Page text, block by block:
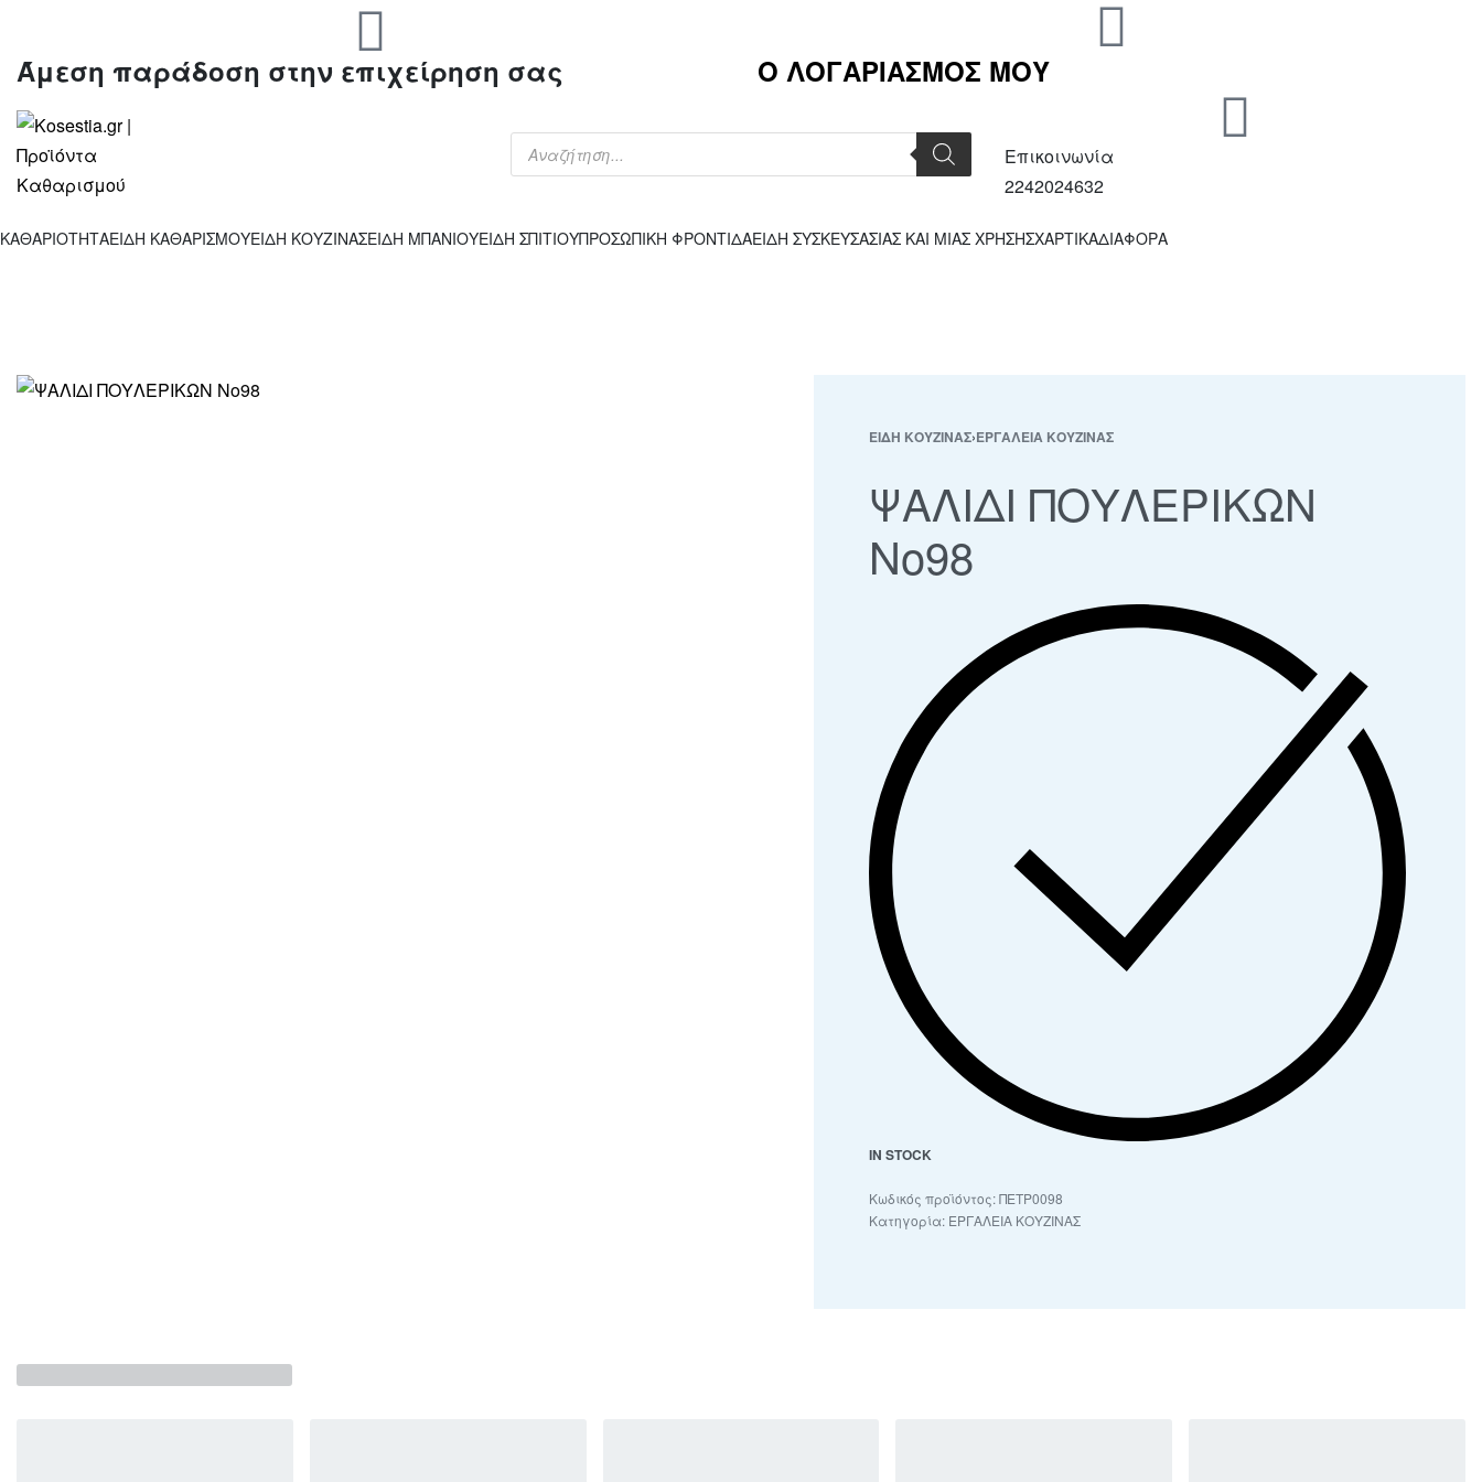
Άμεση παράδοση στην επιχείρηση σας Ο ΛΟΓΑΡΙΑΣΜΟΣ ΜΟΥ
Επικοινωνία
2242024632
ΚΑΘΑΡΙΟΤΗΤΑΕΙΔΗ ΚΑΘΑΡΙΣΜΟΥΕΙΔΗ ΚΟΥΖΙΝΑΣΕΙΔΗ ΜΠΑΝΙΟΥΕΙΔΗ ΣΠΙΤΙΟΥΠΡΟΣΩΠΙΚΗ ΦΡΟΝΤΙΔΑΕΙΔΗ ΣΥΣΚΕΥΣΑΣΙΑΣ ΚΑΙ ΜΙΑΣ ΧΡΗΣΗΣΧΑΡΤΙΚΑΔΙΑΦΟΡΑ
ΕΙΔΗ ΚΟΥΖΙΝΑΣ›ΕΡΓΑΛΕΙΑ ΚΟΥΖΙΝΑΣ
ΨΑΛΙΔΙ ΠΟΥΛΕΡΙΚΩΝ
Νο98
IN STOCK
ΠΕΤΡ0098
Κατηγορία: ΕΡΓΑΛΕΙΑ ΚΟΥΖΙΝΑΣ